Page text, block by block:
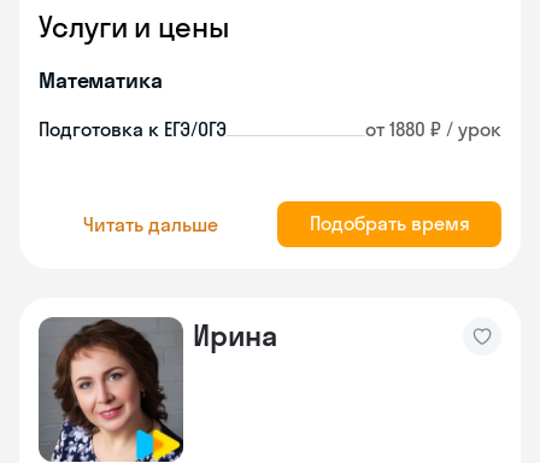
Услуги и цены
Математика
Подготовка к ЕГЭ/ОГЭ от 1880 ₽ / урок
Читать дальше Подобрать время
Ирина